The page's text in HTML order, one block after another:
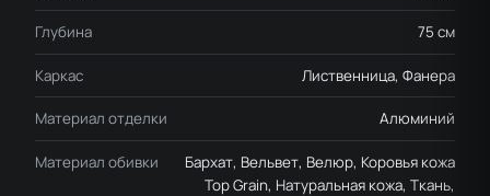
Глубина 75 см
Каркас Лиственница, Фанера
Материал отделки Алюминий
Материал обивки
Бархат, Вельвет, Велюр, Коровья кожа
Top Grain, Натуральная кожа, Ткань,